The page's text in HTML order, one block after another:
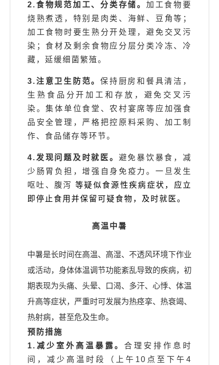
2.食物规范加工、分类存储。 加工食物要
烧熟煮透，特别是肉类、海鲜、豆角等；
加工食物时要生熟分开处理，避免交叉污
染；食材及剩余食物应分层分类冷冻、冷
藏，延缓细菌繁殖。
3.注意卫生防范。保持厨房和餐具清洁，
生熟食品分开加工和存放，避免交叉污
染。集体单位食堂、农村宴席等应加强食
品安全管理，严格把控原料采购、加工制
作、食品储存等环节。
4.发现问题及时就医。 避免暴饮暴食，减
少肠胃负担，增强自身免疫力。一旦发生
呕吐、腹泻 等疑似食源性疾病症状，应立
即停止食用并保留可疑食物，及时就医。
高温中暑
中暑是长时间在高温、高湿、不透风环境下作业
或活动，身体体温调节功能紊乱导致的疾病，初
期表现为头痛、头晕、口渴、多汗、心悸、体温
升高等症状，严重时可发展为热痉挛、热衰竭、
热射病，甚至危及生命。
预防措施
1.减少室外高温暴露。合理安排作息时
间，减少高温时段（上午10点至下午4